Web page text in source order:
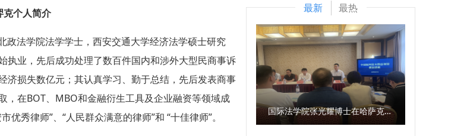
克个人简介
法学院法学学士，西安交通大学经济法学硕士研究
执业，先后成功处理了数百件国内和涉外大型民商事诉
济损失数亿元；其认真学习、勤于总结，先后发表商事
，在BOT、MBO和金融衍生工具及企业融资等领域成
秀律师”、“人民群众满意的律师”和 “十佳律师”。
最新 最热
国际法学院张光耀博士在哈萨克斯坦阿拉木图开展科研与社会服务活动